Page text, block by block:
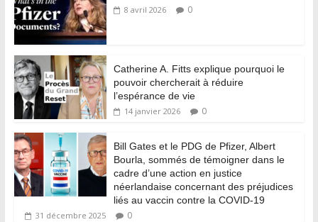
8 avril 2026 0
Catherine A. Fitts explique pourquoi le
pouvoir chercherait à réduire
l’espérance de vie
14 janvier 2026 0
Bill Gates et le PDG de Pfizer, Albert
Bourla, sommés de témoigner dans le
cadre d’une action en justice
néerlandaise concernant des préjudices
liés au vaccin contre la COVID-19
31 décembre 2025 0